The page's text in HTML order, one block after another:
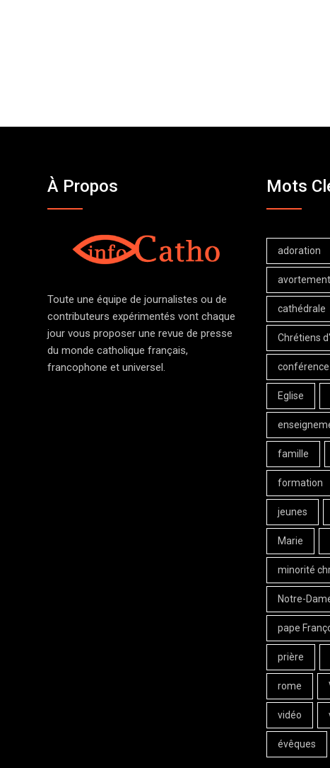
À Propos
Toute une équipe de journalistes ou de
contributeurs expérimentés vont chaque
jour vous proposer une revue de presse
du monde catholique français,
francophone et universel.
Mots
adoration
avortement
cathédrale
Chrétiens
conférence
Eglise
famille
formation
jeunes
Marie
minorité
Notre-
pape
prière
rome
vidéo
évêques